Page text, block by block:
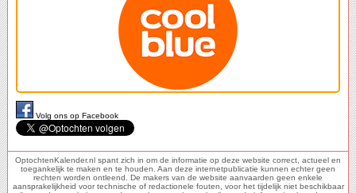
Volg ons op Facebook
OptochtenKalender.nl spant zich in om de informatie op deze website correct, actueel en
toegankelijk te maken en te houden. Aan deze internetpublicatie kunnen echter geen
rechten worden ontleend. De makers van de website aanvaarden geen enkele
aansprakelijkheid voor technische of redactionele fouten, voor het tijdelijk niet beschikbaar